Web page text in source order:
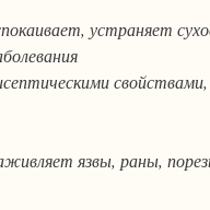
устраняет
свойствами,
язвы, раны,